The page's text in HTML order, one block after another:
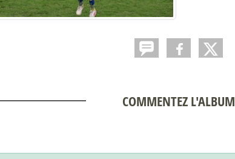
COMMENTEZ L'ALBUM